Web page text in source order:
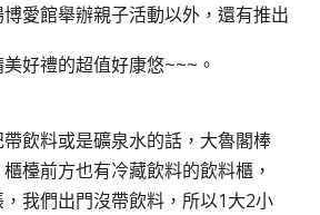
愛館舉辦親子活動以外 ，還有推出
好禮的超值好康悠~~~。
飲料或是礦泉水的話， 大魯閣棒
櫃檯前方也有冷藏飲料的飲料櫃，
我們出門沒帶飲料，所以1大2小